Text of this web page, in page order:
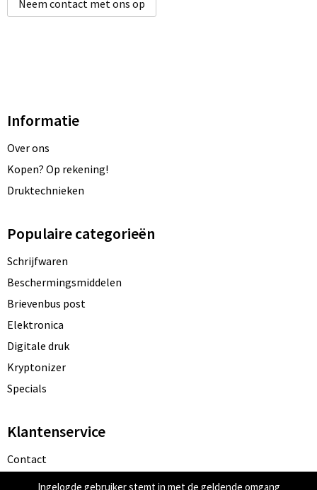
Neem contact met ons op
Informatie
Over ons
Kopen? Op rekening!
Druktechnieken
Populaire categorieën
Schrijfwaren
Beschermingsmiddelen
Brievenbus post
Elektronica
Digitale druk
Kryptonizer
Specials
Klantenservice
Contact
Bestelling & Bezorging
Ingelogde gebruiker stemt in met de geldende omgang